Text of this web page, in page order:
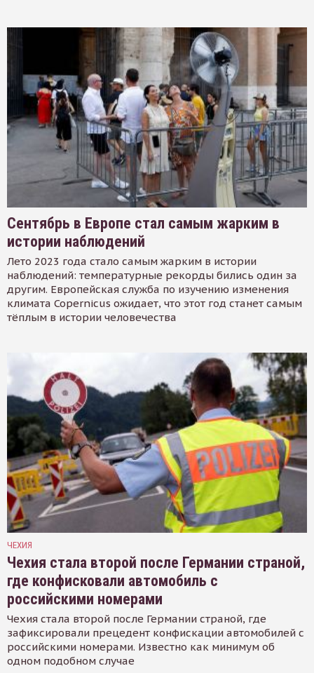
Сентябрь в Европе стал самым жарким в
истории наблюдений
Лето 2023 года стало самым жарким в истории
наблюдений: температурные рекорды бились один за
другим. Европейская служба по изучению изменения
климата Copernicus ожидает, что этот год станет самым
тёплым в истории человечества
ЧЕХИЯ
Чехия стала второй после Германии страной,
где конфисковали автомобиль с
российскими номерами
Чехия стала второй после Германии страной, где
зафиксировали прецедент конфискации автомобилей с
российскими номерами. Известно как минимум об
одном подобном случае